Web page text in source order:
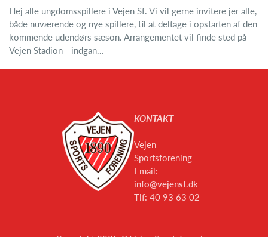
Hej alle ungdomsspillere i Vejen Sf. Vi vil gerne invitere jer alle,
både nuværende og nye spillere, til at deltage i opstarten af den
kommende udendørs sæson. Arrangementet vil finde sted på
Vejen Stadion - indgan...
KONTAKT
Vejen
Sportsforening
Email:
info@vejensf.dk
Tlf: 40 93 63 02